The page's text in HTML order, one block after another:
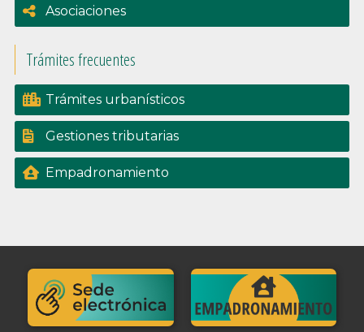
Asociaciones
Trámites frecuentes
Trámites urbanísticos
Gestiones tributarias
Empadronamiento